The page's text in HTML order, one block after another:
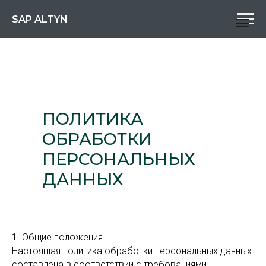
SAP ALTYN
ПОЛИТИКА
ОБРАБОТКИ
ПЕРСОНАЛЬНЫХ
ДАННЫХ
1. Общие положения
Настоящая политика обработки персональных данных